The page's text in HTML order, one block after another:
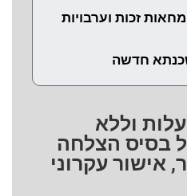
זכות וערבויות
חדשה
וללא
בסיס הצלחה
אישור עקרוני